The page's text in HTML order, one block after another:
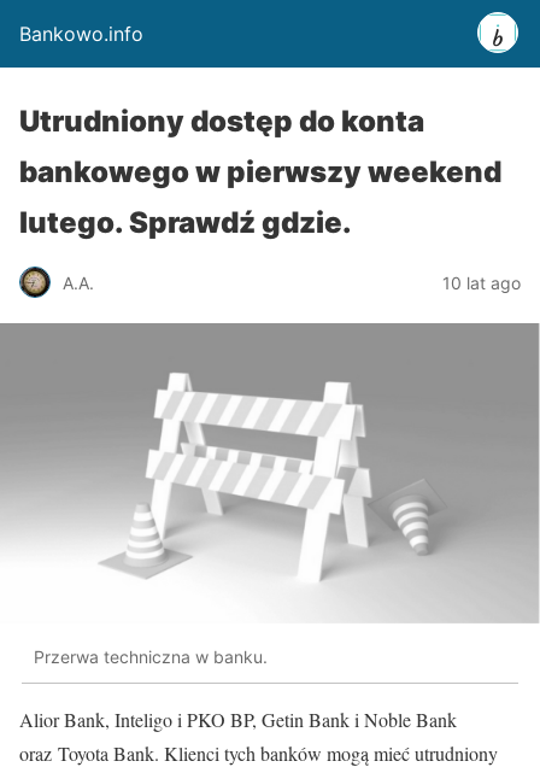
Bankowo.info
Utrudniony dostęp do konta
bankowego w pierwszy weekend
lutego. Sprawdź gdzie.
A.A. 10 lat ago
Przerwa techniczna w banku.
Alior Bank, Inteligo i PKO BP, Getin Bank i Noble Bank
oraz Toyota Bank. Klienci tych banków mogą mieć utrudniony